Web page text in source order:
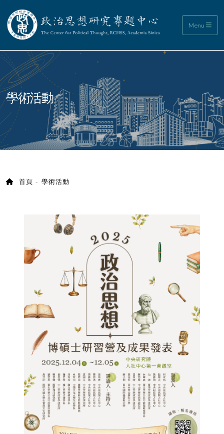
政治思想研究專題中心 Menu
:::
學術活動
首頁 學術活動